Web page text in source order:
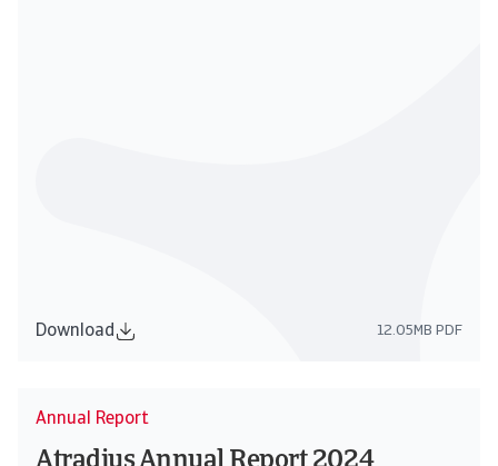
Download 12.05MB PDF
Annual Report